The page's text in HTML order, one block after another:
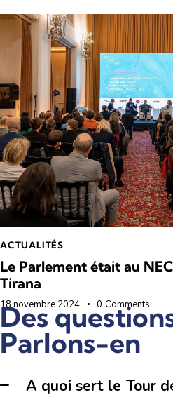
ACTUALITÉS
Le Parlement était au
Tirana
18 novembre 2024 0 Comments
Des
Parlons-en
A quoi sert le Tour